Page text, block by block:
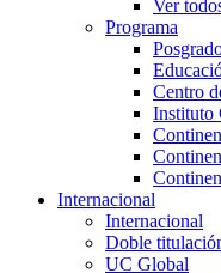
Ver
Programa
Centro
Instituto
Internacional
Internacional
Doble
UC Global